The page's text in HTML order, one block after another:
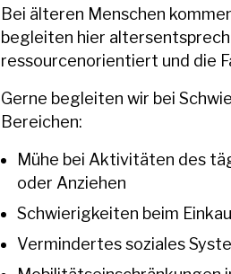
Bei älteren Menschen
begleiten hier
ressourcenorientiert und die
Gerne begleiten wir bei
Bereichen:
Mühe bei Aktivitäten des
oder Anziehen
Schwierigkeiten beim
Vermindertes soziales